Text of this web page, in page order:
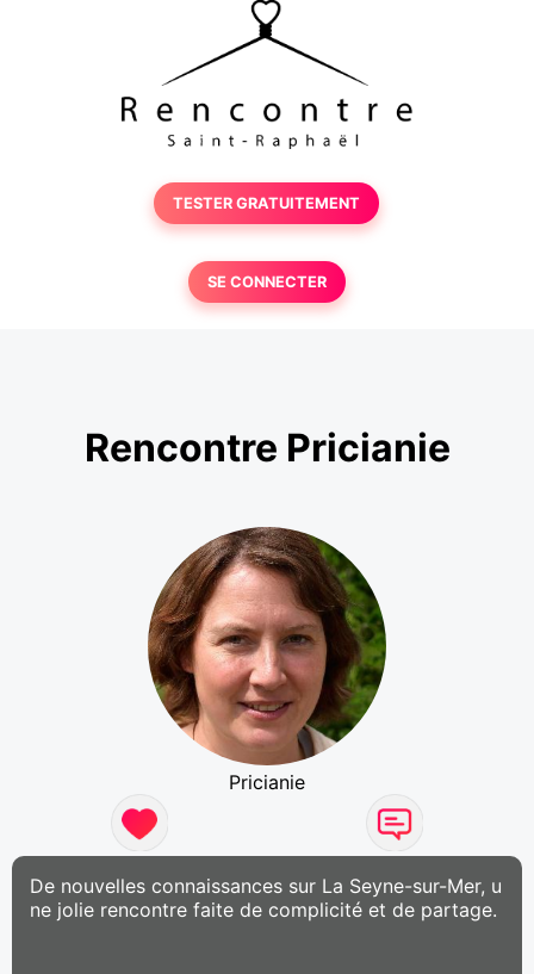
TESTER GRATUITEMENT
SE CONNECTER
Rencontre Pricianie
Pricianie
De nouvelles connaissances sur La Seyne-sur-Mer, u
ne jolie rencontre faite de complicité et de partage.